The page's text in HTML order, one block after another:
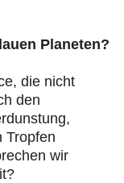
Planeten?
die nicht
den
Tropfen
wir